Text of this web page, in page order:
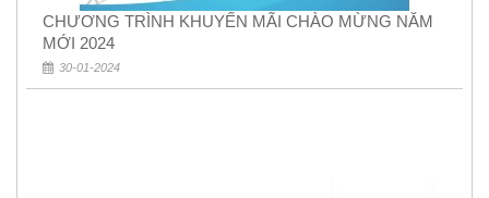
CHƯƠNG TRÌNH KHUYẾN MÃI CHÀO MỪNG NĂM
MỚI 2024
30-01-2024